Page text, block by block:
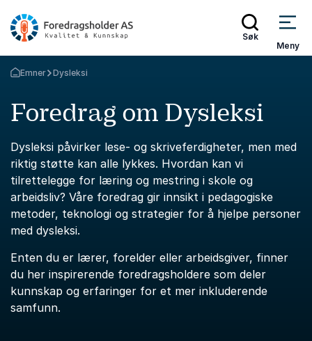
Søk
Meny
Gå tilbake til startsiden
Emner Dysleksi
Foredrag om Dysleksi
Dysleksi påvirker lese- og skriveferdigheter, men med
riktig støtte kan alle lykkes. Hvordan kan vi
tilrettelegge for læring og mestring i skole og
arbeidsliv? Våre foredrag gir innsikt i pedagogiske
metoder, teknologi og strategier for å hjelpe personer
med dysleksi.
Enten du er lærer, forelder eller arbeidsgiver, finner
du her inspirerende foredragsholdere som deler
kunnskap og erfaringer for et mer inkluderende
samfunn.